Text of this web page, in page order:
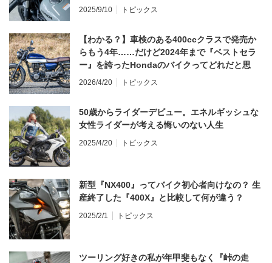
2025/9/10 トピックス
【わかる？】車検のある400ccクラスで発売か
らもう4年……だけど2024年まで『ベストセラ
ー』を誇ったHondaのバイクってどれだと思
う？
2026/4/20 トピックス
50歳からライダーデビュー。エネルギッシュな
女性ライダーが考える悔いのない人生
2025/4/20 トピックス
新型『NX400』ってバイク初心者向けなの？ 生
産終了した『400X』と比較して何が違う？
2025/2/1 トピックス
ツーリング好きの私が年甲斐もなく『峠の走